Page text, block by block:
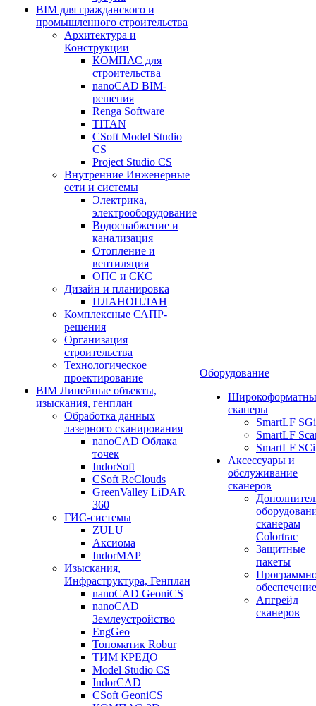
BIM для гражданского и
промышленного строительства
Архитектура и
Конструкции
КОМПАС для
строительства
nanoCAD BIM-
решения
Renga Software
TITAN
CSoft Model Studio
CS
Project Studio CS
Внутренние Инженерные
сети и системы
Электрика,
электрооборудование
Водоснабжение и
канализация
Отопление и
вентиляция
ОПС и СКС
Дизайн и планировка
ПЛАНОПЛАН
Комплексные САПР-
решения
Организация
строительства
Технологическое
проектирование
BIM Линейные объекты,
изыскания, генплан
Обработка данных
лазерного сканирования
nanoCAD Облака
точек
IndorSoft
CSoft ReClouds
GreenValley LiDAR
360
ГИС-системы
ZULU
Аксиома
IndorMAP
Изыскания,
Инфраструктура, Генплан
nanoCAD GeoniCS
nanoCAD
Землеустройство
EngGeo
Топоматик Robur
ТИМ КРЕДО
Model Studio CS
IndorCAD
CSoft GeoniCS
Оборудование
сканеры
SmartLF SGi
SmartLF
SmartLF SCi
Аксессуары и
обслуживание
сканеров
сканерам
Colortrac
Защитные
пакеты
обеспечение
Апгрейд
сканеров